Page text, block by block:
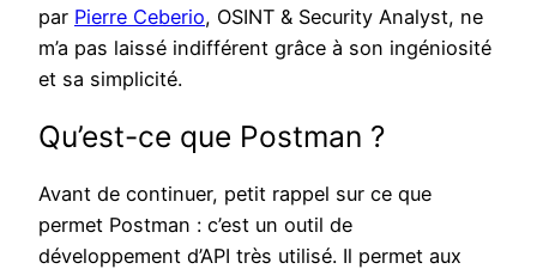
par Pierre Ceberio, OSINT & Security Analyst, ne
m’a pas laissé indifférent grâce à son ingéniosité
et sa simplicité.
Qu’est-ce que Postman ?
Avant de continuer, petit rappel sur ce que
permet Postman : c’est un outil de
développement d’API très utilisé. Il permet aux